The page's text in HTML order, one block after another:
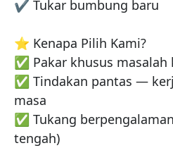
✔️ Tukar bumbung baru
⭐ Kenapa Pilih Kami?
✅ Pakar khusus
✅ Tindakan pantas —
masa
✅ Tukang
tengah)